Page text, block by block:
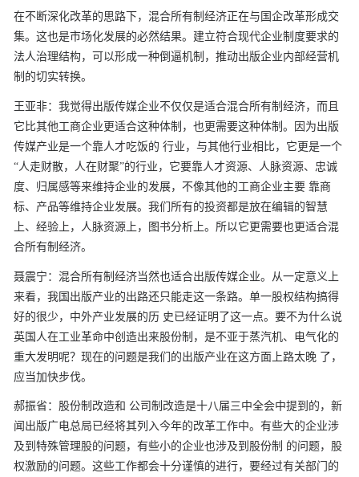
在不断深化改革的思路下，混合所有制经济正在与国企改革形成交
集。这也是市场化发展的必然结果。建立符合现代企业制度要求的
法人治理结构，可以形成一种倒逼机制，推动出版企业内部经营机
制的切实转换。
王亚非：我觉得出版传媒企业不仅仅是适合混合所有制经济，而且
它比其他工商企业更适合这种体制，也更需要这种体制。因为出版
传媒产业是一个靠人才吃饭的 行业，与其他行业相比，它更是一个
“人走财散，人在财聚”的行业，它要靠人才资源、人脉资源、忠诚
度、归属感等来维持企业的发展，不像其他的工商企业主要 靠商
标、产品等维持企业发展。我们所有的投资都是放在编辑的智慧
上、经验上，人脉资源上，图书分析上。所以它更需要也更适合混
合所有制经济。
聂震宁：混合所有制经济当然也适合出版传媒企业。从一定意义上
来看，我国出版产业的出路还只能走这一条路。单一股权结构搞得
好的很少，中外产业发展的历 史已经证明了这一点。要不为什么说
英国人在工业革命中创造出来股份制，是不亚于蒸汽机、电气化的
重大发明呢？现在的问题是我们的出版产业在这方面上路太晚 了，
应当加快步伐。
郝振省：股份制改造和 公司制改造是十八届三中全会中提到的，新
闻出版广电总局已经将其列入今年的改革工作中。有些大的企业涉
及到特殊管理股的问题，有些小的企业也涉及到股份制 的问题，股
权激励的问题。这些工作都会十分谨慎的进行，要经过有关部门的